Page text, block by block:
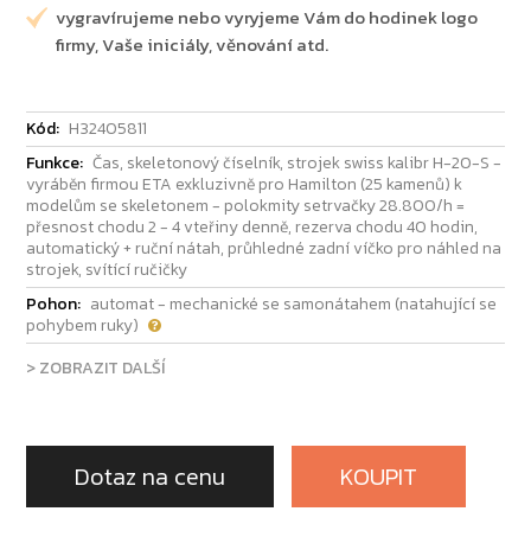
vygravírujeme nebo vyryjeme Vám do hodinek logo
firmy, Vaše iniciály, věnování atd.
Kód: H32405811
Funkce: Čas, skeletonový číselník, strojek swiss kalibr H-20-S -
vyráběn firmou ETA exkluzivně pro Hamilton (25 kamenů) k
modelům se skeletonem - polokmity setrvačky 28.800/h =
přesnost chodu 2 - 4 vteřiny denně, rezerva chodu 40 hodin,
automatický + ruční nátah, průhledné zadní víčko pro náhled na
strojek, svítící ručičky
Pohon: automat - mechanické se samonátahem (natahující se
pohybem ruky)
> ZOBRAZIT DALŠÍ
Dotaz na cenu KOUPIT